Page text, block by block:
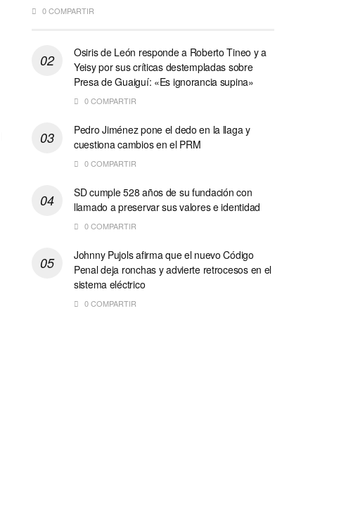
0 COMPARTIR
Osiris de León responde a Roberto Tineo y a
Yeisy por sus críticas destempladas sobre
Presa de Guaiguí: «Es ignorancia supina»
0 COMPARTIR
Pedro Jiménez pone el dedo en la llaga y
cuestiona cambios en el PRM
0 COMPARTIR
SD cumple 528 años de su fundación con
llamado a preservar sus valores e identidad
0 COMPARTIR
Johnny Pujols afirma que el nuevo Código
Penal deja ronchas y advierte retrocesos en el
sistema eléctrico
0 COMPARTIR